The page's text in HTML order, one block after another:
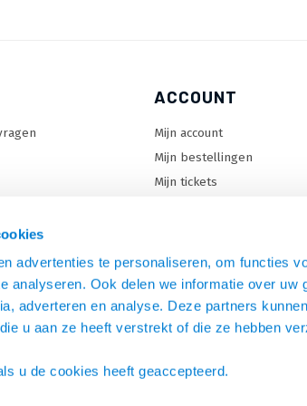
advertenties te personaliseren, om functies
analyseren. Ook delen we informatie over uw
adverteren en analyse. Deze partners
u aan ze heeft verstrekt of die ze hebben
u de cookies heeft geaccepteerd.
ACCOUNT
Mijn account
Mijn bestellingen
Mijn tickets